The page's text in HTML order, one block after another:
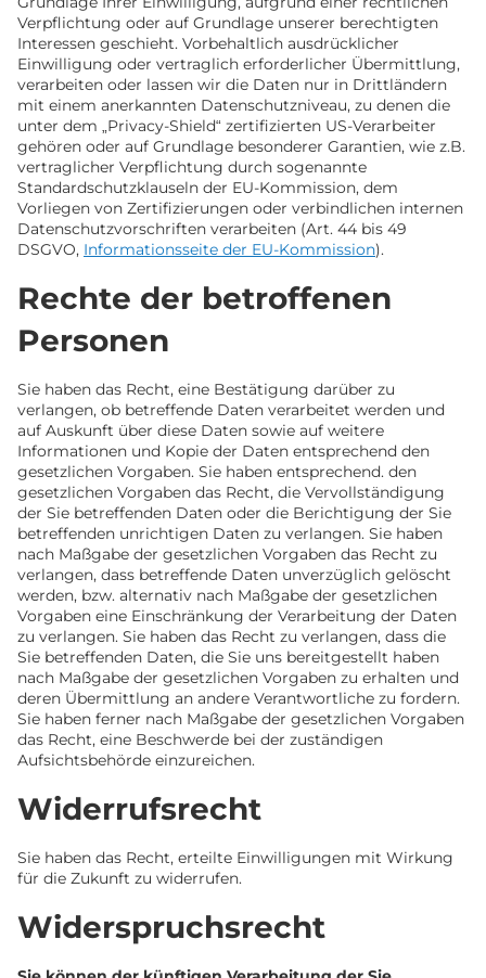
Verpflichtung oder auf Grundlage unserer berechtigten
Interessen geschieht. Vorbehaltlich ausdrücklicher
Einwilligung oder vertraglich erforderlicher Übermittlung,
verarbeiten oder lassen wir die Daten nur in Drittländern
mit einem anerkannten Datenschutzniveau, zu denen die
unter dem „Privacy-Shield“ zertifizierten US-Verarbeiter
gehören oder auf Grundlage besonderer Garantien, wie z.B.
vertraglicher Verpflichtung durch sogenannte
Standardschutzklauseln der EU-Kommission, dem
Vorliegen von Zertifizierungen oder verbindlichen internen
Datenschutzvorschriften verarbeiten (Art. 44 bis 49
DSGVO, Informationsseite der EU-Kommission).
Rechte der betroffenen
Personen
Sie haben das Recht, eine Bestätigung darüber zu
verlangen, ob betreffende Daten verarbeitet werden und
auf Auskunft über diese Daten sowie auf weitere
Informationen und Kopie der Daten entsprechend den
gesetzlichen Vorgaben. Sie haben entsprechend. den
gesetzlichen Vorgaben das Recht, die Vervollständigung
der Sie betreffenden Daten oder die Berichtigung der Sie
betreffenden unrichtigen Daten zu verlangen. Sie haben
nach Maßgabe der gesetzlichen Vorgaben das Recht zu
verlangen, dass betreffende Daten unverzüglich gelöscht
werden, bzw. alternativ nach Maßgabe der gesetzlichen
Vorgaben eine Einschränkung der Verarbeitung der Daten
zu verlangen. Sie haben das Recht zu verlangen, dass die
Sie betreffenden Daten, die Sie uns bereitgestellt haben
nach Maßgabe der gesetzlichen Vorgaben zu erhalten und
deren Übermittlung an andere Verantwortliche zu fordern.
Sie haben ferner nach Maßgabe der gesetzlichen Vorgaben
das Recht, eine Beschwerde bei der zuständigen
Aufsichtsbehörde einzureichen.
Widerrufsrecht
Sie haben das Recht, erteilte Einwilligungen mit Wirkung
für die Zukunft zu widerrufen.
Widerspruchsrecht